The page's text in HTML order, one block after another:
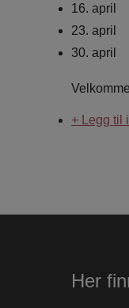
16. april
23. april
30. april
+ Legg til
Her